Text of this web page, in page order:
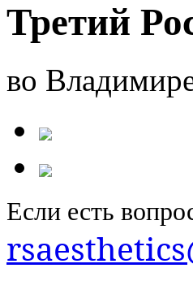
Третий
во
Если есть